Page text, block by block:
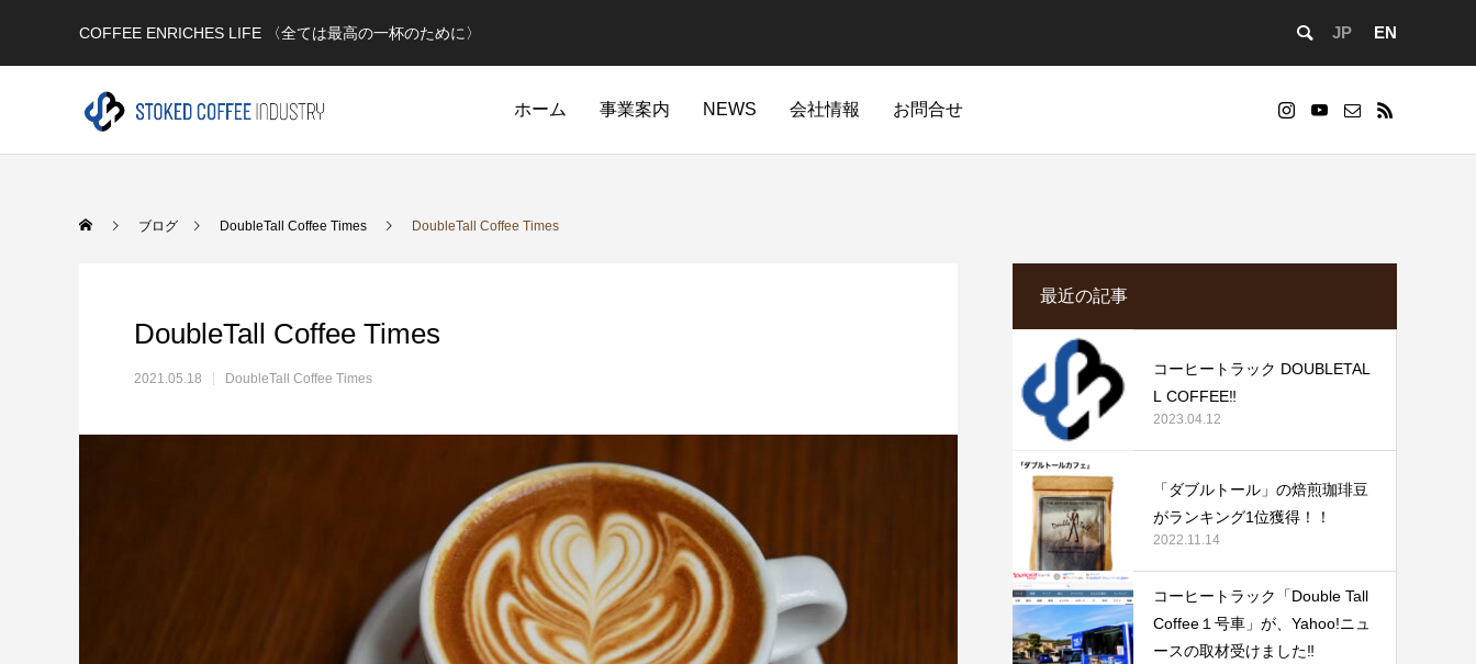
COFFEE ENRICHES LIFE 〈全ては最高の一杯のために〉 JP EN
ホーム 事業案内 NEWS 会社情報 お問合せ
生活スタイルに合わせて 最高の１杯を楽しむ‼️ ★店舗★ご自宅へ配送★あなたの街へ出店 「最高の１杯を淹れる」カフェ経営を始めるサポートを提供しています。
73
/home/xs979333/stokedcoffee-industry.com/public_html/wp-content/themes/anthem_tcd083/functions/menu.php
84
ブログ DoubleTall Coffee Times DoubleTall Coffee Times
DoubleTall Coffee Times
2021.05.18 DoubleTall Coffee Times
最近の記事
コーヒートラック DOUBLETAL
L COFFEE‼️
2023.04.12
「ダブルトール」の焙煎珈琲豆
がランキング1位獲得！！
2022.11.14
コーヒートラック「Double Tall
Coffee１号車」が、Yahoo!ニュ
ースの取材受けました‼️